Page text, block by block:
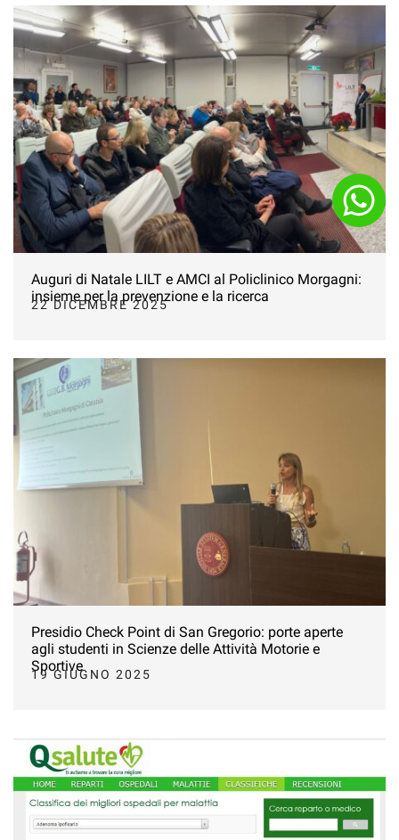
Auguri di Natale LILT e AMCI al Policlinico Morgagni:
insieme per la prevenzione e la ricerca
22 DICEMBRE 2025
Presidio Check Point di San Gregorio: porte aperte
agli studenti in Scienze delle Attività Motorie e
Sportive
19 GIUGNO 2025